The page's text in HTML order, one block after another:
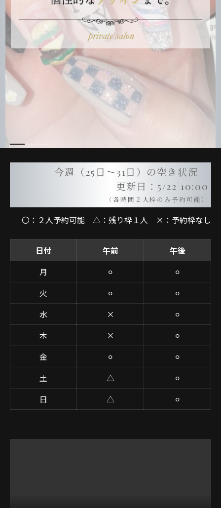
今週（25日～31日）の空き状況
更新日：5/22 10:00
（各時間２人枠のみ予約可能）
〇：２人予約可能 △：残り枠１人 ×：予約枠なし
日付 午前
午後
月
⚪︎
⚪︎
火
⚪︎
⚪︎
水
×
⚪︎
木
×
⚪︎
金
⚪︎
⚪︎
土
△
⚪︎
日
△ ⚪︎